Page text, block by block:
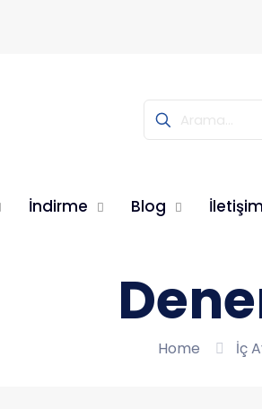
İndirme Blog İletişim
Home İç